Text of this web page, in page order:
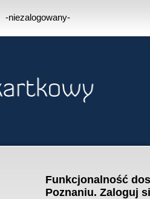
-niezalogowany-
Funkcjonalność
Poznaniu. Zaloguj